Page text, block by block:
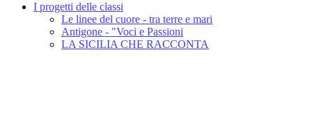
I progetti delle classi
Le linee del cuore - tra terre e mari
Antigone - "Voci e Passioni
LA SICILIA CHE RACCONTA